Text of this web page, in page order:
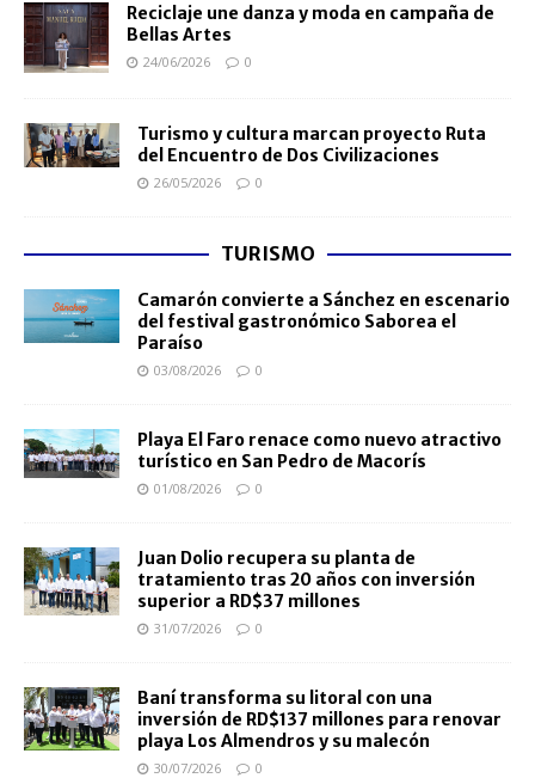
Reciclaje une danza y moda en campaña de
Bellas Artes
24/06/2026 0
Turismo y cultura marcan proyecto Ruta
del Encuentro de Dos Civilizaciones
26/05/2026 0
TURISMO
Camarón convierte a Sánchez en escenario
del festival gastronómico Saborea el
Paraíso
03/08/2026 0
Playa El Faro renace como nuevo atractivo
turístico en San Pedro de Macorís
01/08/2026 0
Juan Dolio recupera su planta de
tratamiento tras 20 años con inversión
superior a RD$37 millones
31/07/2026 0
Baní transforma su litoral con una
inversión de RD$137 millones para renovar
playa Los Almendros y su malecón
30/07/2026 0